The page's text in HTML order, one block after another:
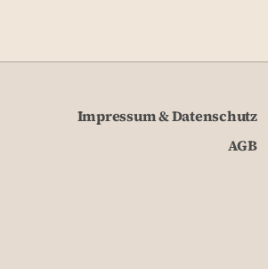
Impressum & Datenschutz
AGB